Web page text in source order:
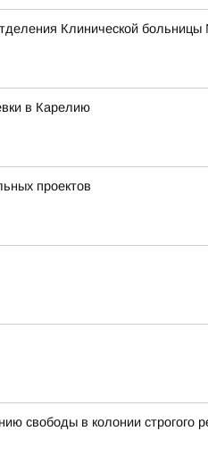
Клинической
в Карелию
проектов
свободы в колонии строгого